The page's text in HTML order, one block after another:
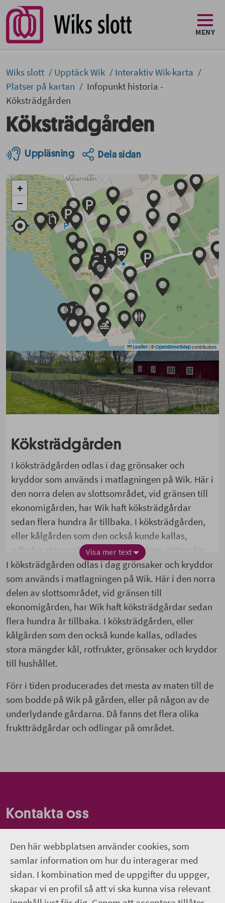
Den här webbplatsen använder cookies, som
samlar information om hur du interagerar med
sidan. I kombination med de uppgifter du uppger,
skapar vi en profil så att vi ska kunna visa relevant
MENY
Wiks slott Upptäck Wik
Interaktiv Wik-karta
Platser på kartan
Infopunkt historia -
Köksträdgården
Köksträdgården
Uppläsning Dela sidan
+
−
Leaflet |© OpenStreetMap contributors
Köksträdgården
I köksträdgården odlas i dag grönsaker och
kryddor som används i matlagningen på Wik. Här i
den norra delen av slottsområdet, vid gränsen till
ekonomigården, har Wik haft köksträdgårdar
sedan flera hundra år tillbaka. I köksträdgården,
eller kålgården som den också kunde kallas,
odlades stora mängder kål, rotfrukter, grönsaker
och kryddor till hushållet.
Förr i tiden producerades det mesta av maten till
de som bodde på Wik på gården, eller på någon av
de underlydande gårdarna. Då fanns det flera
olika fruktträdgårdar och odlingar på området.
Visa mer text
I köksträdgården odlas i dag grönsaker och kryddor
som används i matlagningen på Wik. Här i den norra
delen av slottsområdet, vid gränsen till
ekonomigården, har Wik haft köksträdgårdar sedan
flera hundra år tillbaka. I köksträdgården, eller
kålgården som den också kunde kallas, odlades
stora mängder kål, rotfrukter, grönsaker och kryddor
till hushållet.
Förr i tiden producerades det mesta av maten till de
som bodde på Wik på gården, eller på någon av de
underlydande gårdarna. Då fanns det flera olika
fruktträdgårdar och odlingar på området.
Kontakta oss
Hitta till Wiks slott
018-611 66 60